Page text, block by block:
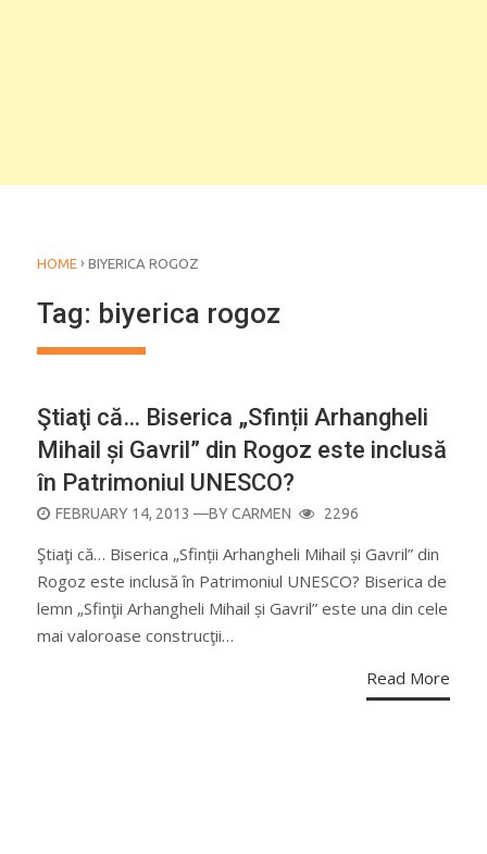
HOME › BIYERICA ROGOZ
Tag: biyerica rogoz
Ştiaţi că… Biserica „Sfinții Arhangheli
Mihail și Gavril” din Rogoz este inclusă
în Patrimoniul UNESCO?
POSTED
FEBRUARY 14, 2013 —BYCARMEN 2296
Ştiaţi că… Biserica „Sfinții Arhangheli Mihail și Gavril” din
Rogoz este inclusă în Patrimoniul UNESCO? Biserica de
lemn „Sfinţii Arhangheli Mihail și Gavril” este una din cele
mai valoroase construcţii…
Read More